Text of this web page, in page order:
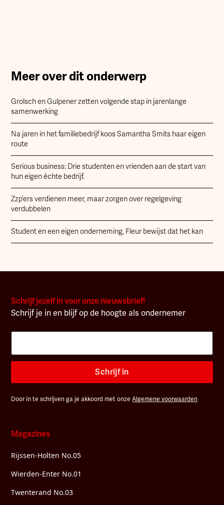
Meer over dit onderwerp
Grolsch en Gulpener zetten volgende stap in jarenlange
samenwerking
Na jaren in het familiebedrijf koos Samantha Smits haar eigen
route
Serious business: Drie studenten en vrienden aan de start van
hun eigen échte bedrijf.
Zzp’ers verdienen meer, maar zorgen over regelgeving
verdubbelen
Student en een eigen onderneming, Fleur bewijst dat het kan
Schrijf jezelf in voor onze nieuwsbrief!
Schrijf je in en blijf op de hoogte als ondernemer
Schrijf in
Door in te schrijven ga je akkoord met onzeAlgemene voorwaarden
Magazines
Rijssen-Holten No.05
Wierden-Enter No.01
Twenterand No.03